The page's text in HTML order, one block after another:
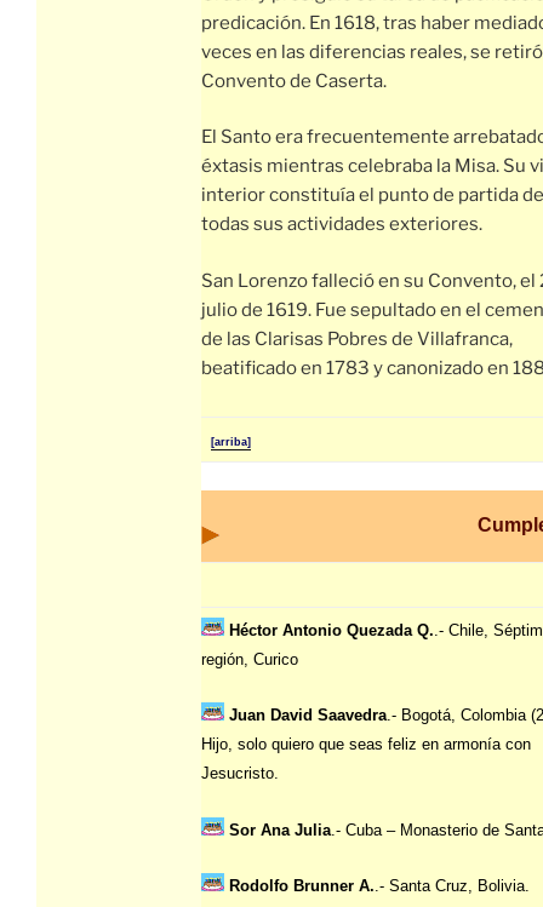
predicación. En 1618, tras haber
veces en las diferencias reales, se
Convento de Caserta.
El Santo era frecuentemente
éxtasis mientras celebraba la Misa. Su
interior constituía el punto de partida de
todas sus actividades exteriores.
San Lorenzo falleció en su Convento, el
julio de 1619. Fue sepultado en el
de las Clarisas Pobres de Villafranca,
beatificado en 1783 y canonizado en
[arriba]
Héctor Antonio Quezada Q. .- Chile,
región, Curico
Juan David Saavedra.- Bogotá, Colombia
Hijo, solo quiero que seas feliz en armonía con
Jesucristo.
Sor Ana Julia .- Cuba – Monasterio de
Rodolfo Brunner A..- Santa Cruz, Bolivia.